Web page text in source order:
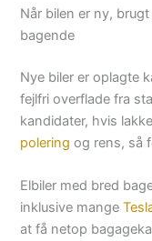
Når bilen er ny,
bagende
Nye biler er oplagte
fejlfri overflade fra
kandidater, hvis
polering og rens, så
Elbiler med bred
inklusive mange
at få netop